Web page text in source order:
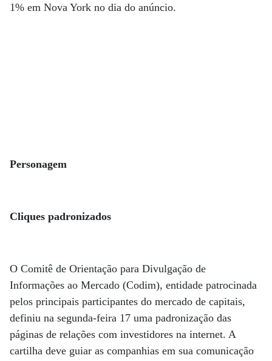
1% em Nova York no dia do anúncio.
Personagem
Cliques padronizados
O Comitê de Orientação para Divulgação de
Informações ao Mercado (Codim), entidade patrocinada
pelos principais participantes do mercado de capitais,
definiu na segunda-feira 17 uma padronização das
páginas de relações com investidores na internet. A
cartilha deve guiar as companhias em sua comunicação